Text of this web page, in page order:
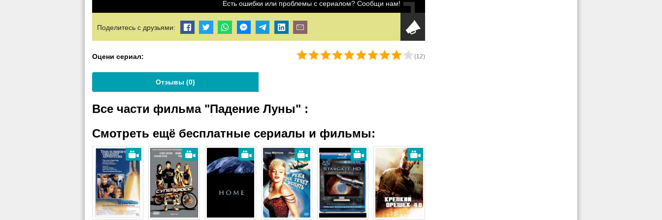
Есть ошибки или проблемы с сериалом? Сообщи нам!
Поделитесь с друзьями:
Оцени сериал: (12)
Отзывы (0)
Все части фильма "Падение Луны" :
Смотреть ещё бесплатные сериалы и фильмы: